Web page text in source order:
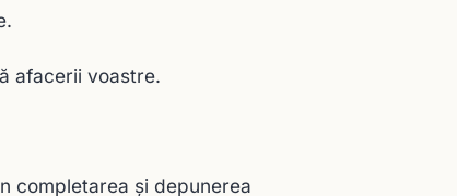
afacerii voastre.
completarea și depunerea